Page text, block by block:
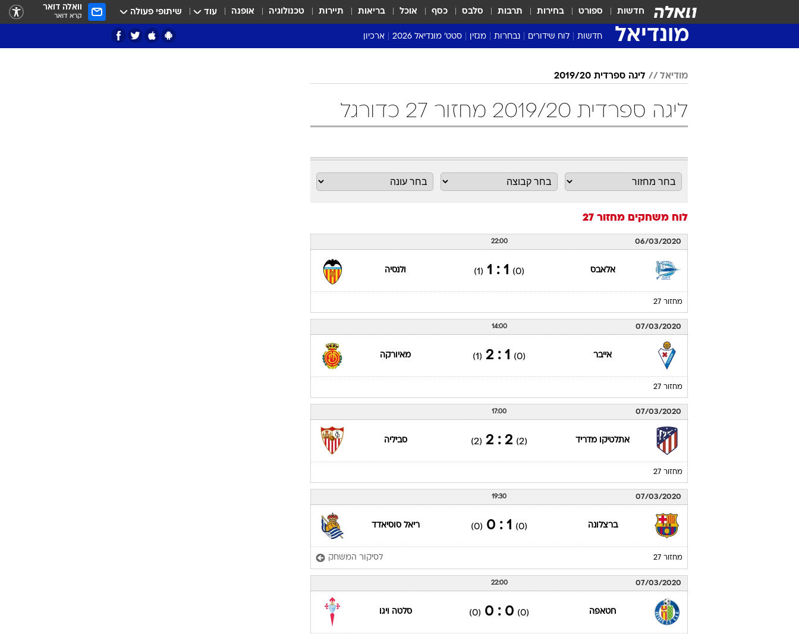
חדשות ספורט בחירות תרבות סלבס כסף אוכל בריאות תיירות טכנולוגיה אופנה עוד שיתופי פעולה וואלה דואר
קרא דואר
מונדיאל חדשות לוח שידורים נבחרות מגזין סטט' מונדיאל 2026 ארכיון
מודיאל ליגה ספרדית 2019/20
ליגה ספרדית 2019/20 מחזור 27 כדורגל
לוח משחקים מחזור 27
06/03/2020
22:00
אלאבס (0)
1 : 1
(1) ולנסיה
מחזור 27
07/03/2020
14:00
אייבר (0)
1 : 2
(1) מאיורקה
מחזור 27
07/03/2020
17:00
אתלטיקו מדריד (2)
2 : 2
(2) סביליה
מחזור 27
07/03/2020
19:30
ברצלונה (0)
1 : 0
(0) ריאל סוסיאדד
מחזור 27 לסיקור המשחק
07/03/2020
22:00
חטאפה (0)
0 : 0
(0) סלטה ויגו